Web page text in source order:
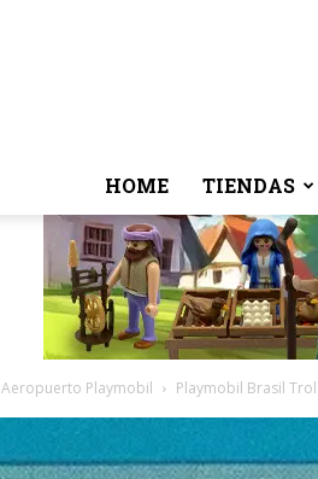
HOME TIENDAS
Aeropuerto Playmobil Playmobil Brasil